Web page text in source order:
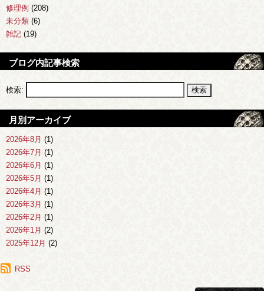
修理例 (208)
未分類 (6)
雑記 (19)
ブログ内記事検索
検索:
月別アーカイブ
2026年8月 (1)
2026年7月 (1)
2026年6月 (1)
2026年5月 (1)
2026年4月 (1)
2026年3月 (1)
2026年2月 (1)
2026年1月 (2)
2025年12月 (2)
2025年10月
RSS